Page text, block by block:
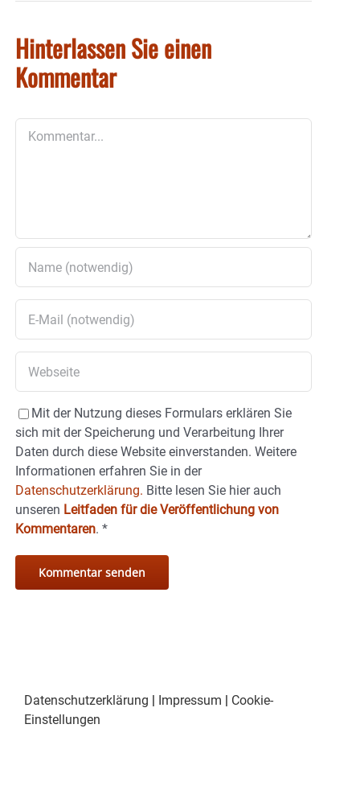
Hinterlassen Sie einen
Kommentar
Mit der Nutzung dieses Formulars erklären Sie
sich mit der Speicherung und Verarbeitung Ihrer
Daten durch diese Website einverstanden. Weitere
Informationen erfahren Sie in der
Datenschutzerklärung. Bitte lesen Sie hier auch
unseren Leitfaden für die Veröffentlichung von
Kommentaren. *
Datenschutzerklärung Impressum
Cookie-
Einstellungen